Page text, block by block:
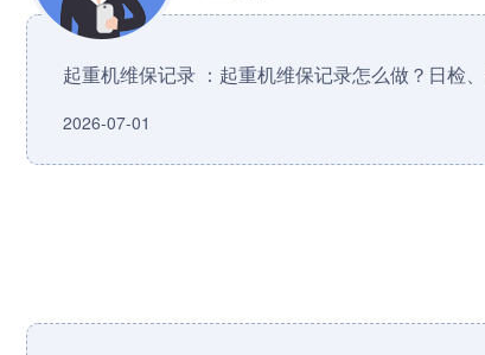
起重机维保记录 ：起重机维保记录怎么做？日检
2026-07-01